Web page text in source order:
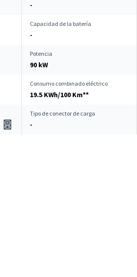
-
Capacidad de la batería
-
Potencia
90 kW
Consumo combinado eléctrico
19.5 KWh/100 Km**
Tipo de conector de carga
-